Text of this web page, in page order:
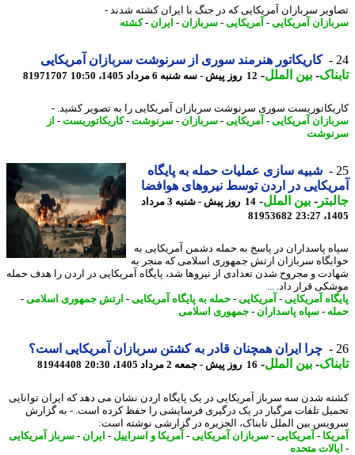
سربازان آمریکایی که در جنگ با ایران کشته شدند -
آمریکایی-آمریکایی-سربازان- ایران - کشته
کاریکاتور هنرمند سوری از سرنوشت سربازان آمریکایی
-بین الملل-12 روز پیش - سه شنبه 6 مرداد 1405، 10:50 81971707
سوری سرنوشت سربازان آمریکایی را به تصویر کشید. -
آمریکایی-آمریکایی-سربازان- سرنوشت-کاریکاتوریست-از
شبیه سازی عملیات حمله به پایگاه
در اردن توسط نیروهای هوافضا
-بین الملل-
14 روز پیش - شنبه 3 مرداد
81953682
پاسداران در پاسخ به حمله دشمن آمریکایی به
سربازان ارتش جمهوری اسلامی که منجر به
و مجروح شدن تعدادی از نیروها شد، پایگاه آمریکایی در اردن را هدف حمله
قرار داد. ...
آمریکایی-آمریکایی-حمله به پایگاه آمریکایی-ارتش جمهوری اسلامی-
-سپاه پاسداران - جمهوری اسلامی
چرا ایران همچنان قادر به کشتن سربازان آمریکایی است؟
-بین الملل-16 روز پیش - جمعه 2 مرداد 1405، 20:30 81944408
شدن سه سرباز آمریکایی در یک پایگاه اردن نشان می دهد که ایران توانایی
تلفات مرگبار در یک درگیری فرسایشی را حفظ کرده است. - به گزارش
بین الملل تابناک، الجزیره در گزارشی نوشته است:
- آمریکایی-سربازان آمریکایی-آمریکا و اسراییل -ایران -
سرباز آمریکایی
متحده